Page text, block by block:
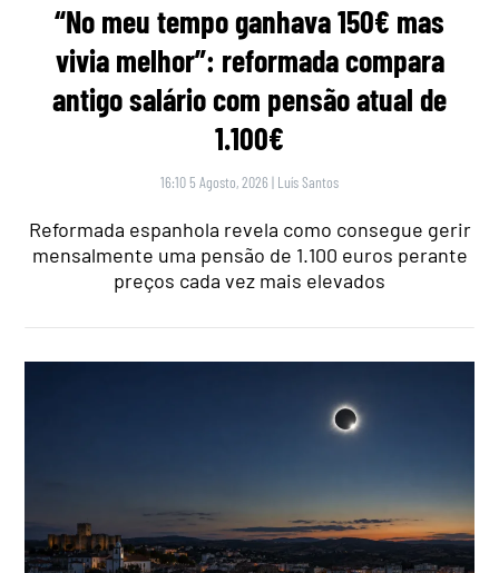
“No meu tempo ganhava 150€ mas
vivia melhor”: reformada compara
antigo salário com pensão atual de
1.100€
16:10 5 Agosto, 2026 | Luís Santos
Reformada espanhola revela como consegue gerir
mensalmente uma pensão de 1.100 euros perante
preços cada vez mais elevados